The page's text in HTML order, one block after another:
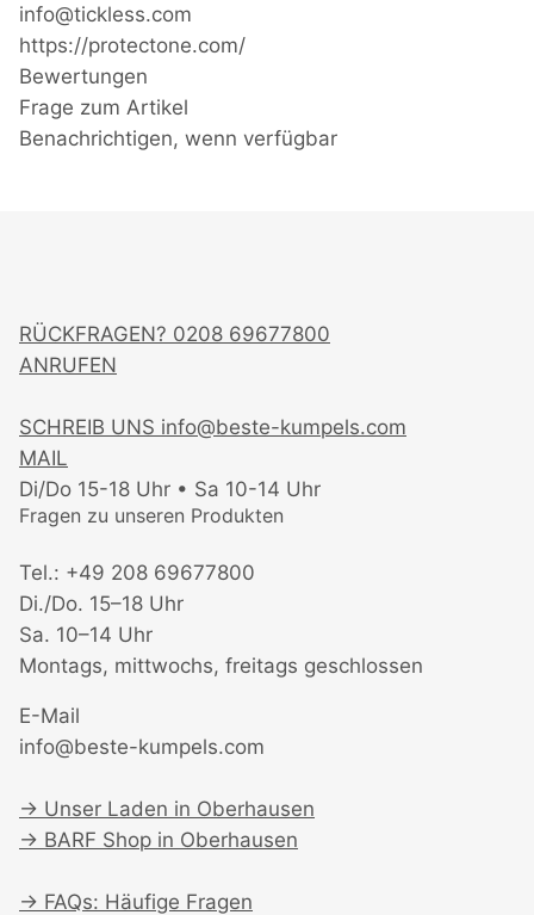
info@tickless.com
https://protectone.com/
Bewertungen
Frage zum Artikel
Benachrichtigen, wenn verfügbar
RÜCKFRAGEN? 0208 69677800
ANRUFEN
SCHREIB UNS info@beste-kumpels.com
MAIL
Di/Do 15-18 Uhr • Sa 10-14 Uhr
Fragen zu unseren Produkten
Tel.: +49 208 69677800
Di./Do. 15–18 Uhr
Sa. 10–14 Uhr
Montags, mittwochs, freitags geschlossen
E-Mail
info@beste-kumpels.com
→ Unser Laden in Oberhausen
→ BARF Shop in Oberhausen
→ FAQs: Häufige Fragen